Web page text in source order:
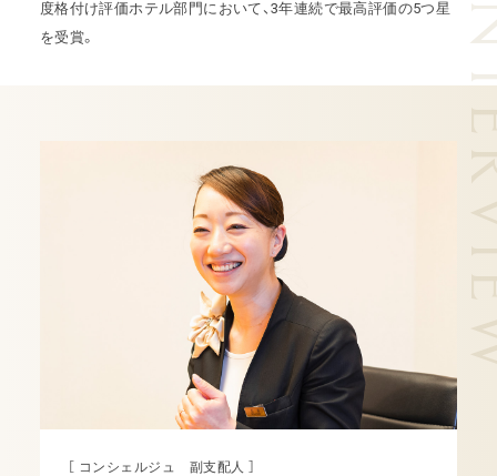
度格付け評価ホテル部門において、3年連続で最高評価の5つ星
を受賞。
［ コンシェルジュ 副支配人 ］